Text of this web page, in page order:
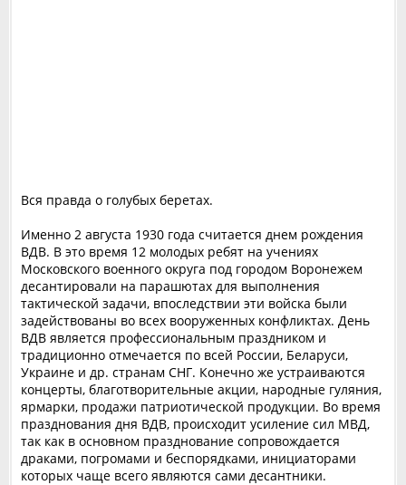
Вся правда о голубых беретах.
Именно 2 августа 1930 года считается днем рождения
ВДВ. В это время 12 молодых ребят на учениях
Московского военного округа под городом Воронежем
десантировали на парашютах для выполнения
тактической задачи, впоследствии эти войска были
задействованы во всех вооруженных конфликтах. День
ВДВ является профессиональным праздником и
традиционно отмечается по всей России, Беларуси,
Украине и др. странам СНГ. Конечно же устраиваются
концерты, благотворительные акции, народные гуляния,
ярмарки, продажи патриотической продукции. Во время
празднования дня ВДВ, происходит усиление сил МВД,
так как в основном празднование сопровождается
драками, погромами и беспорядками, инициаторами
которых чаще всего являются сами десантники.